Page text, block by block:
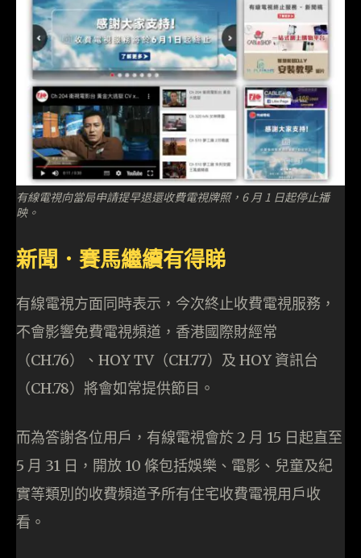
有線電視向當局申請提早退還收費電視牌照，6 月 1 日起停止播
映。
新聞．賽馬繼續有得睇
有線電視方面同時表示，今次終止收費電視服務，
不會影響免費電視頻道，香港國際財經常
（CH.76）、HOY TV（CH.77）及 HOY 資訊台
（CH.78）將會如常提供節目。
而為答謝各位用戶，有線電視會於 2 月 15 日起直至
5 月 31 日，開放 10 條包括娛樂、電影、兒童及紀
實等類別的收費頻道予所有住宅收費電視用戶收
看。